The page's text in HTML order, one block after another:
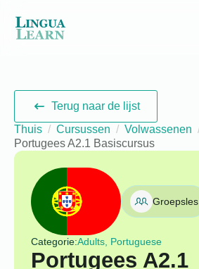
Terug naar de lijst
Thuis
Cursussen
Volwassenen
Portugees A2.1 Basiscursus
Groepsles
Categorie:Adults, Portuguese
Portugees A2.1